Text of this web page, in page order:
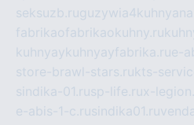
seksuzb.ru
fabrikaofabrikaokuhny.ru
kuhnyaykuhnyayfabrika.rue-
store-brawl-stars.rukts-
sindika-01.rusp-life.rux-
e-abis-1-c.rusindika01.ru